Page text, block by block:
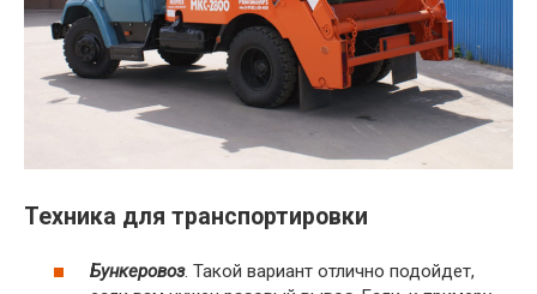
Техника для транспортировки
Бункеровоз. Такой вариант отлично подойдет,